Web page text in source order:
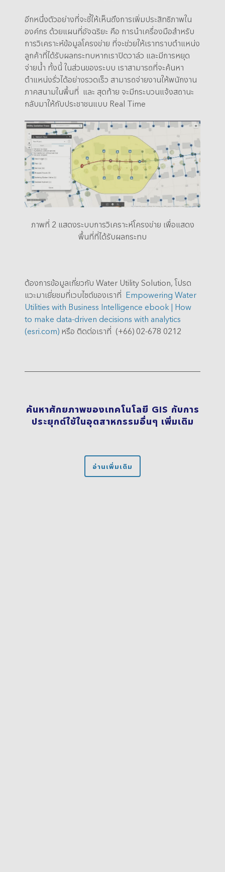
อีกหนึ่งตัวอย่างที่จะชี้ให้เห็นถึงการเพิ่มประสิทธิภาพใน
องค์กร ด้วยแผนที่อัจฉริยะ คือ การนำเครื่องมือสำหรับ
การวิเคราะห์ข้อมูลโครงข่าย ที่จะช่วยให้เราทราบตำแหน่ง
ลูกค้าที่ได้รับผลกระทบหากเราปิดวาล์ว และมีการหยุด
จ่ายน้ำ ทั้งนี้ ในส่วนของระบบ เราสามารถที่จะค้นหา
ตำแหน่งรั่วได้อย่างรวดเร็ว สามารถจ่ายงานให้พนักงาน
ภาคสนามในพื้นที่ และ สุดท้าย จะมีกระบวนแจ้งสถานะ
กลับมาให้กับประชาชนแบบ Real Time
ภาพที่ 2 แสดงระบบการวิเคราะห์โครงข่าย เพื่อแสดง
พื้นที่ที่ได้รับผลกระทบ
ต้องการข้อมูลเกี่ยวกับ Water Utility Solution, โปรด
แวะมาเยี่ยชมที่เวบไซต์ของเราที่ Empowering Water
Utilities with Business Intelligence ebook | How
to make data-driven decisions with analytics
(esri.com) หรือ ติดต่อเราที่ (+66) 02-678 0212
ค้นหาศักยภาพของเทคโนโลยี GIS กับการ
ประยุกต์ใช้ในอุตสาหกรรมอื่นๆ เพิ่มเติม
อ่านเพิ่มเติม